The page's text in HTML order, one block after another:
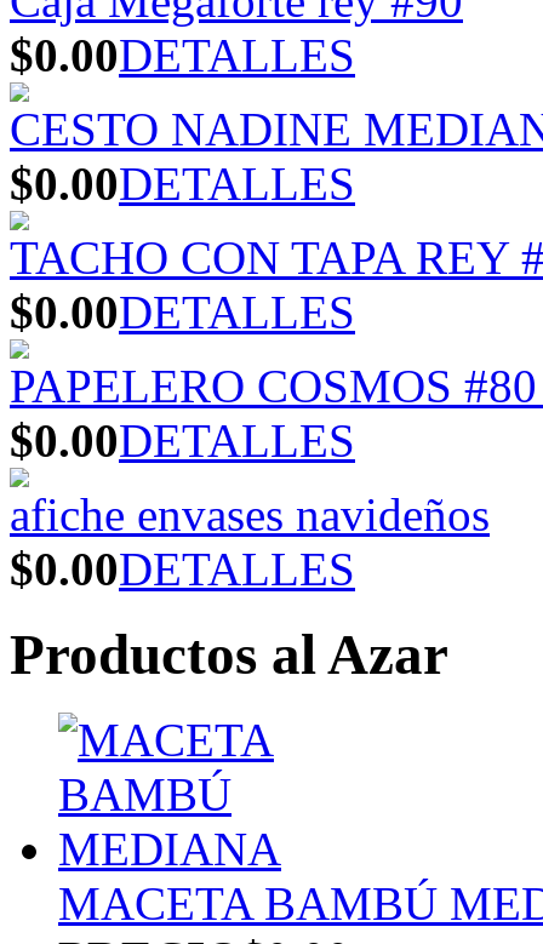
$0.00DETALLES
CESTO NADINE
$0.00DETALLES
TACHO CON TAPA REY
$0.00DETALLES
PAPELERO COSMOS
$0.00DETALLES
afiche envases navideños
$0.00DETALLES
Productos al Azar
MACETA BAMBÚ